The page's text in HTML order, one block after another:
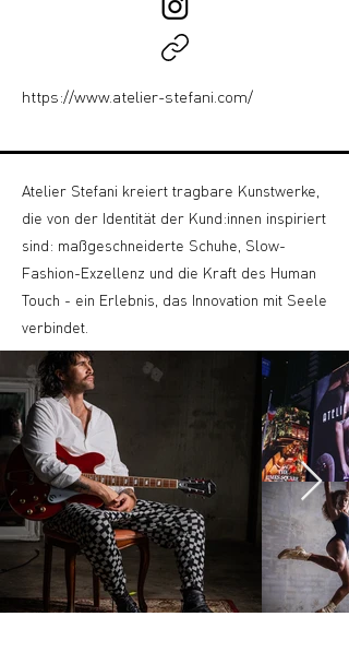
https://www.atelier-stefani.com/
Atelier Stefani kreiert tragbare Kunstwerke,
die von der Identität der Kund:innen inspiriert
sind: maßgeschneiderte Schuhe, Slow-
Fashion-Exzellenz und die Kraft des Human
Touch - ein Erlebnis, das Innovation mit Seele
verbindet.